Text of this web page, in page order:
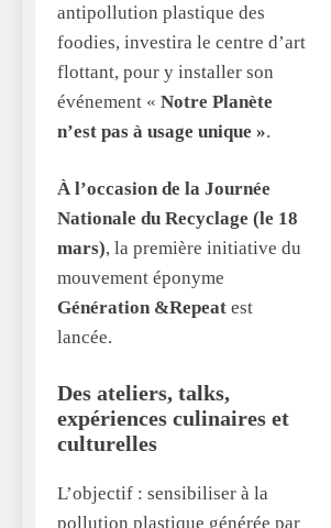
antipollution plastique des
foodies, investira le centre d’art
flottant, pour y installer son
événement « Notre Planète
n’est pas à usage unique ».
À l’occasion de la Journée
Nationale du Recyclage (le 18
mars), la première initiative du
mouvement éponyme
Génération &Repeat est
lancée.
Des ateliers, talks,
expériences culinaires et
culturelles
L’objectif : sensibiliser à la
pollution plastique générée par